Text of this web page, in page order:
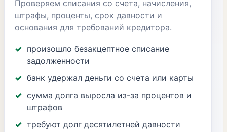
Проверяем списания со счета, начисления,
штрафы, проценты, срок давности и
основания для требований кредитора.
произошло безакцептное списание
задолженности
банк удержал деньги со счета или карты
сумма долга выросла из-за процентов и
штрафов
требуют долг десятилетней давности